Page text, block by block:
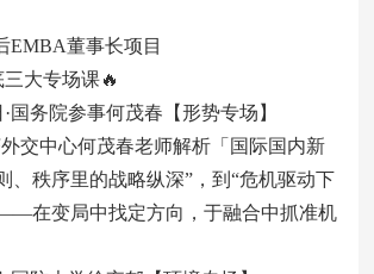
董事长项目
大专场课🔥
务院参事何茂春【形势专场】
中心何茂春老师解析「国际国内新
、秩序里的战略纵深”，到“危机驱动下
在变局中找定方向，于融合中抓准机